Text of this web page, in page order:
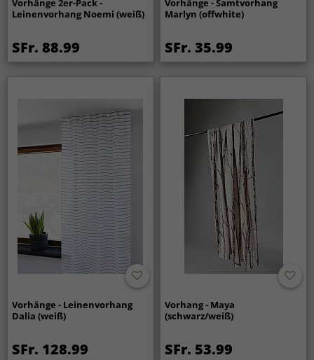
Vorhänge 2er-Pack -
Leinenvorhang Noemi (weiß)
SFr. 88.99
Vorhänge - Samtvorhang
Marlyn (offwhite)
SFr. 35.99
Vorhänge - Leinenvorhang
Dalia (weiß)
SFr. 128.99
Vorhang - Maya
(schwarz/weiß)
SFr. 53.99